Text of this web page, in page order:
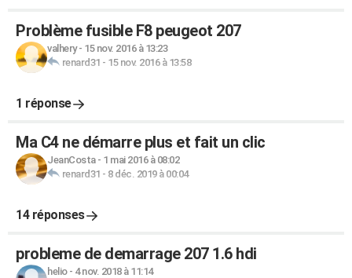
Problème fusible F8 peugeot 207
valhery- 15 nov. 2016 à 13:23
renard31 - 15 nov. 2016 à 13:58
1 réponse
Ma C4 ne démarre plus et fait un clic
JeanCosta- 1 mai 2016 à 08:02
renard31 - 8 déc. 2019 à 00:04
14 réponses
probleme de demarrage 207 1.6 hdi
helio- 4 nov. 2018 à 11:14